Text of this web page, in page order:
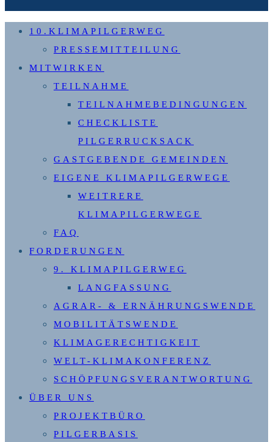
10.KLIMAPILGERWEG
PRESSEMITTEILUNG
MITWIRKEN
TEILNAHME
TEILNAHMEBEDINGUNGEN
CHECKLISTE
PILGERRUCKSACK
GASTGEBENDE GEMEINDEN
EIGENE KLIMAPILGERWEGE
WEITRERE
KLIMAPILGERWEGE
FAQ
FORDERUNGEN
9. KLIMAPILGERWEG
LANGFASSUNG
AGRAR- & ERNÄHRUNGSWENDE
MOBILITÄTSWENDE
KLIMAGERECHTIGKEIT
WELT-KLIMAKONFERENZ
SCHÖPFUNGSVERANTWORTUNG
ÜBER UNS
PROJEKTBÜRO
PILGERBASIS